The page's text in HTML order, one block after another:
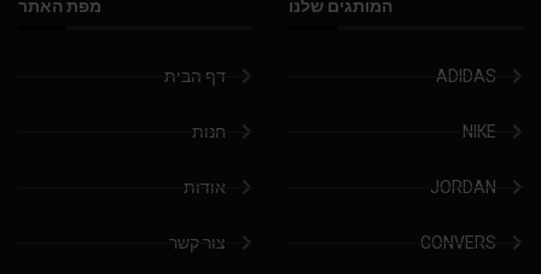
המותגים שלנו
ADIDAS
NIKE
JORDAN
CONVERS
מפת האתר
דף הבית
חנות
אודות
צור קשר